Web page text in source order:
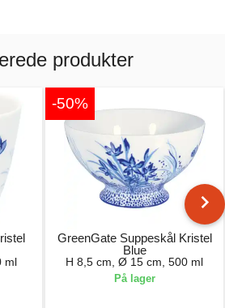
produkter
ml
-50%
GreenGate Suppeskål Kristel
Blue
H 8,5 cm, Ø 15 cm, 500 ml
På lager